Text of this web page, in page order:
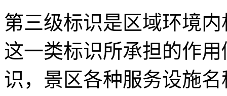
第三级标识是区域环境
这一类标识所承担的作
识，景区各种服务设施